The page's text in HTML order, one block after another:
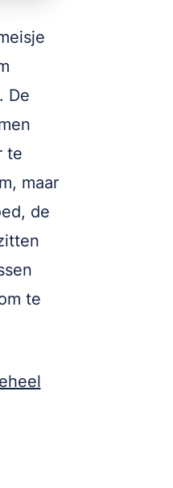
De
te
maar
de
te